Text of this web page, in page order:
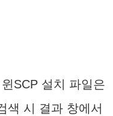
SCP 설치 파일은
색 시 결과 창에서